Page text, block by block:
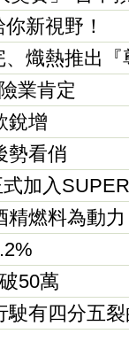
新視野！
熾熱推出
業肯定
銳增
勢看俏
加入
精燃料為動力
50萬
駛有四分五